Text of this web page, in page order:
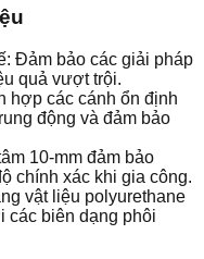
Đảm bảo các giải pháp
quả vượt trội.
hợp các cánh ổn định
động và đảm bảo
10-mm đảm bảo
chính xác khi gia công.
vật liệu polyurethane
các biên dạng phôi